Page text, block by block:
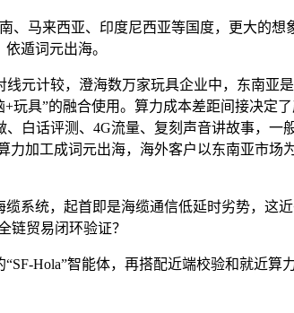
马来西亚、印度尼西亚等国度，更大的想
遁词元出海。
计较，澄海数万家玩具企业中，东南亚
具”的融合使用。算力成本差距间接决定
白话评测、4G流量、复刻声音讲故事，
加工成词元出海，海外客户以东南亚市场
统，起首即是海缆通信低延时劣势，这
贸易闭环验证？
Hola”智能体，再搭配近端校验和就近算